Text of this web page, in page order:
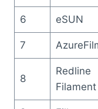
6 eSUN
7
8
Redline
Filament